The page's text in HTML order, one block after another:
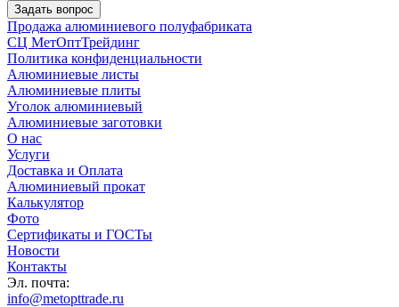
Задать вопрос
Продажа алюминиевого полуфабриката
СЦ МетОптТрейдинг
Политика конфиденциальности
Алюминиевые листы
Алюминиевые плиты
Уголок алюминиевый
Алюминиевые заготовки
О нас
Услуги
Доставка и Оплата
Алюминиевый прокат
Калькулятор
Фото
Сертификаты и ГОСТы
Новости
Контакты
Эл. почта:
info@metopttrade.ru